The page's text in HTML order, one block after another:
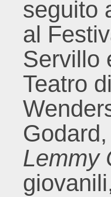
seguito
al
Servillo
Teatro
Lemmy